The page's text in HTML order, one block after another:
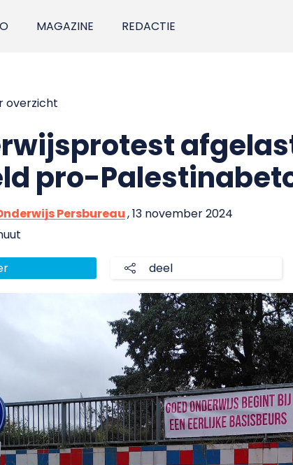
MAGAZINE REDACTIE
overzicht
pro-
Persbureau, 13 november 2024
deel